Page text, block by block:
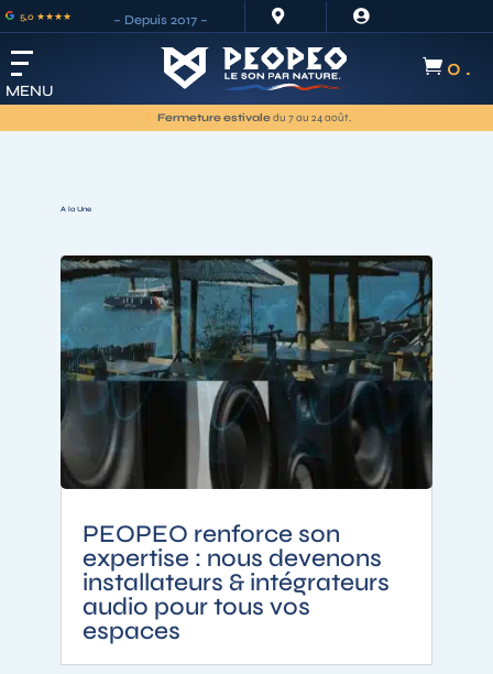
5,0 ★★★★ – Depuis 2017 –  
MENU
 0 .
Les commandes passées actuellement serontexpédiées à partir du
A la Une
PEOPEO renforce son
expertise : nous devenons
installateurs & intégrateurs
audio pour tous vos
espaces